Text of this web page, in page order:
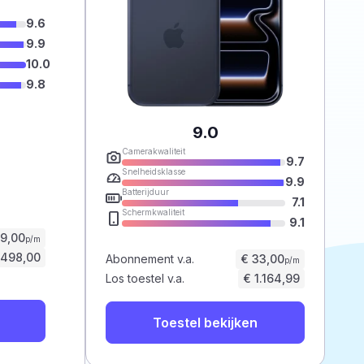
9.6
9.9
10.0
9.8
p/m
9.0
Camerakwaliteit
9.7
Snelheidsklasse
9.9
Batterijduur
7.1
Schermkwaliteit
9.1
Abonnement v.a. € 33,00p/m
Los toestel v.a. € 1.164,99
Toestel bekijken